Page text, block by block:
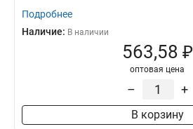
Подробнее
Наличие: В наличии
563,58 ₽
оптовая цена
– +
В корзину